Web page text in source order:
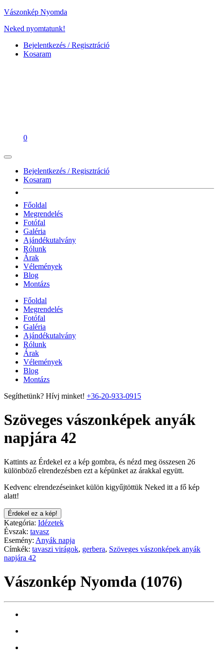
Vászonkép Nyomda
Neked nyomtatunk!
Bejelentkezés / Regisztráció
Kosaram
0
Bejelentkezés / Regisztráció
Kosaram
Főoldal
Megrendelés
Fotófal
Galéria
Ajándékutalvány
Rólunk
Árak
Vélemények
Blog
Montázs
Főoldal
Megrendelés
Fotófal
Galéria
Ajándékutalvány
Rólunk
Árak
Vélemények
Blog
Montázs
Segíthetünk? Hívj minket! +36-20-933-0915
Szöveges vászonképek anyák
napjára 42
Kattints az Érdekel ez a kép gombra, és nézd meg összesen 26
különböző elrendezésben ezt a képünket az árakkal együtt.
Kedvenc elrendezéseinket külön kigyűjtöttük Neked itt a fő kép
alatt!
Érdekel ez a kép!
Kategória: Idézetek
Évszak: tavasz
Esemény: Anyák napja
Címkék: tavaszi virágok, gerbera, Szöveges vászonképek anyák
napjára 42
Vászonkép Nyomda (1076)